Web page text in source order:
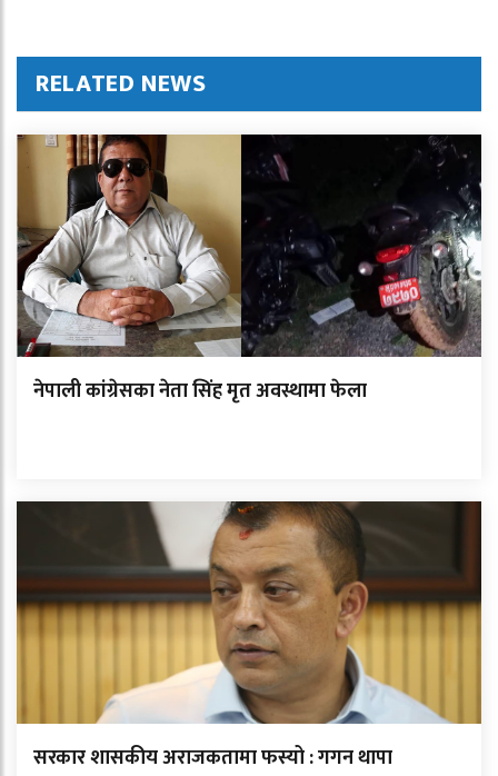
RELATED NEWS
नेपाली कांग्रेसका नेता सिंह मृत अवस्थामा फेला
सरकार शासकीय अराजकतामा फस्यो : गगन थापा